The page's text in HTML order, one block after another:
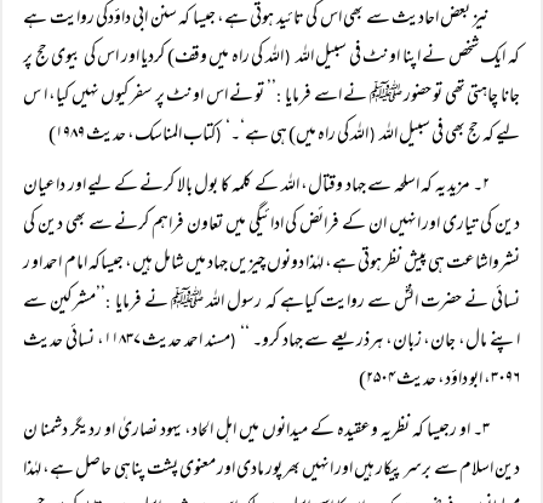
نیز بعض احادیث سے بھی اس کی تائید ہوتی ہے، جیسا کہ سنن ابی داؤدکی روایت ہے
کہ ایک شخص نے اپنا اونٹ فی سبیل اللہ(اللہ کی راہ میں وقف) کردیا اور اس کی بیوی حج پر
جانا چاہتی تھی تو حضور ﷺ نے اسے فرمایا :
’’ تو نے اس اونٹ پر سفر کیوں نہیں کیا، ا س
لیے کہ حج بھی فی سبیل اللہ(اللہ کی راہ میں) ہی ہے‘۔‘ (کتاب المناسک، حدیث ۱۹۸۹)
۲۔ مزید یہ کہ اسلحہ سے جہاد وقتال، اللہ کے کلمہ کا بول بالا کرنے کے لیے اور داعیان
دین کی تیاری اور انہیں ان کے فرائض کی ادائیگی میں تعاون فراہم کرنے سے بھی دین کی
نشرواشاعت ہی پیش نظر ہوتی ہے، لہٰذا دونوں چیزیں جہاد میں شامل ہیں، جیساکہ امام احمد او ر
نسائی نے حضرت انسؓ سے روایت کیاہے کہ رسول اللہ ﷺ نے فرمایا : ’’مشرکین سے
اپنے مال، جان، زبان، ہرذریعے سے جہاد کرو۔ ‘‘
(
مسند احمد حدیث ۱۱۸۳۷، نسائی حدیث
۳۰۹۶، ابو داؤد، حدیث ۲۵۰۴)
۳۔ او رجیسا کہ نظریہ وعقیدہ کے میدانوں میں اہل الحاد، یہود نصاریٰ او ردیگر دشمنا ن
دین اسلام سے برسر پیکار ہیں اور انہیں بھر پور مادی اور معنوی پشت پناہی حاصل ہے، لہٰذا